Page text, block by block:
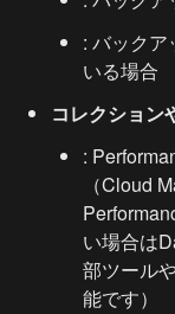
: バック
いる場合
コレクション
:
（Cloud
い場合は
部ツール
能です）